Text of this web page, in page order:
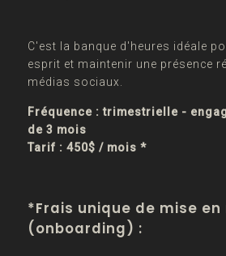
C'est la banque d'heures idéale
esprit et maintenir une présence
médias sociaux.
Fréquence : trimestrielle -
de 3 mois
Tarif : 450$ / mois *
*Frais unique de mise
(onboarding) :